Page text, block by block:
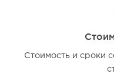
Стоимость и сроки